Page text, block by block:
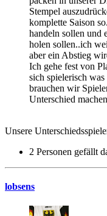
Stempel
komplette Saison
handeln sollen und
holen sollen..ich
aber ein Abstieg
Ich gehe fest von
sich spielerisch
brauchen wir
Unterschied
Unsere
2 Personen gefällt
lobsens